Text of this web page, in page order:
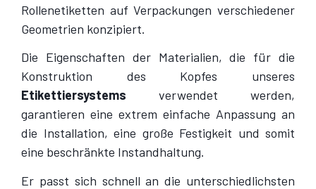
Rollenetiketten auf Verpackungen verschiedener
Geometrien konzipiert.
Die Eigenschaften der Materialien, die für die
Konstruktion des Kopfes unseres
Etikettiersystems verwendet werden,
garantieren eine extrem einfache Anpassung an
die Installation, eine große Festigkeit und somit
eine beschränkte Instandhaltung.
Er passt sich schnell an die unterschiedlichsten